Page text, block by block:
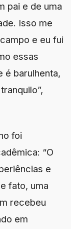
pai e de uma
Isso me
e eu fui
essas
é barulhenta,
foi
“O
e
fato, uma
recebeu
em